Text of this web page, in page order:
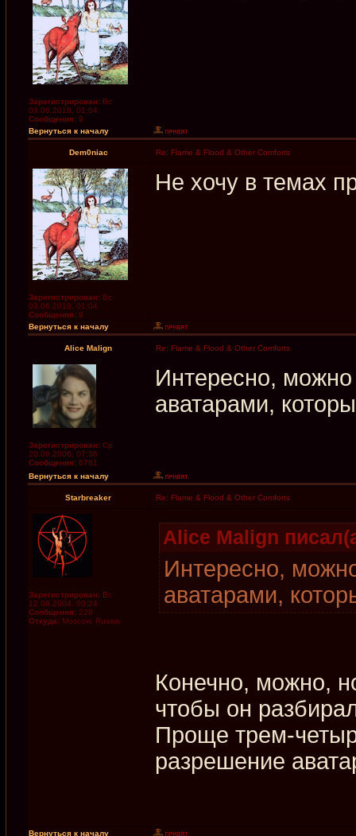
Зарегистрирован: Вс
03.06.2018, 01:04
Сообщения: 9
Вернуться к началу
Dem0niac Re: Flame & Flood & Other Comforts
Зарегистрирован: Вс
03.06.2018, 01:04
Сообщения: 9
Не хочу в темах
Вернуться к началу
Alice Malign Re: Flame & Flood & Other Comforts
Зарегистрирован: Ср
20.09.2006, 07:38
Сообщения: 6781
Интересно,
аватарами,
Вернуться к началу
Starbreaker Re: Flame & Flood & Other Comforts
Зарегистрирован: Вс
12.09.2004, 00:24
Сообщения: 228
Откуда: Moscow, Russia
Alice Malign
Интересно,
аватарами,
Конечно, можно,
чтобы он
Проще трем-
разрешение
Вернуться к началу